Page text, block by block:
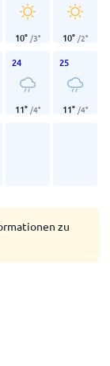
10° /3° 10° /2°
24
11° /4°
25
11° /4°
zu